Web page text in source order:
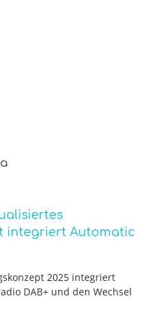
integriert Automatic
2025 integriert
DAB+ und den Wechsel